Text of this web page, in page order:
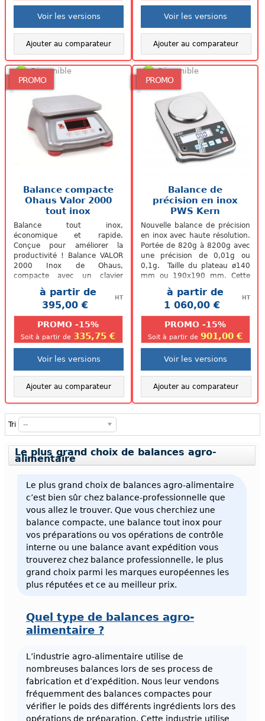
Voir les versions
Ajouter au comparateur
Voir les versions
Ajouter au comparateur
PROMO
Disponible
Balance compacte
Ohaus Valor 2000
tout inox
Balance tout inox,
économique et rapide.
Conçue pour améliorer la
productivité ! Balance VALOR
2000 Inox de Ohaus,
compacte avec un clavier
robuste en polycarbonate qui
offre une protection contre...
à partir de
395,00 €
HT
PROMO -15%
Soit à partir de 335,75 €
Voir les versions
Ajouter au comparateur
PROMO
Disponible
Balance de
précision en inox
PWS Kern
Nouvelle balance de précision
en inox avec haute résolution.
Portée de 820g à 8200g avec
une précision de 0,01g ou
0,1g. Taille du plateau ø140
mm ou 190x190 mm. Cette
balance n'est pas...
à partir de
1 060,00 €
HT
PROMO -15%
Soit à partir de901,00 €
Voir les versions
Ajouter au comparateur
Tri --
Le plus grand choix de balances agro-
alimentaire
Le plus grand choix de balances agro-alimentaire
c’est bien sûr chez balance-professionnelle que
vous allez le trouver. Que vous cherchiez une
balance compacte, une balance tout inox pour
vos préparations ou vos opérations de contrôle
interne ou une balance avant expédition vous
trouverez chez balance professionnelle, le plus
grand choix parmi les marques européennes les
plus réputées et ce au meilleur prix.
Quel type de balances agro-
alimentaire ?
L’industrie agro-alimentaire utilise de
nombreuses balances lors de ses process de
fabrication et d’expédition. Nous leur vendons
fréquemment des balances compactes pour
vérifier le poids des différents ingrédients lors des
opérations de préparation. Cette industrie utilise